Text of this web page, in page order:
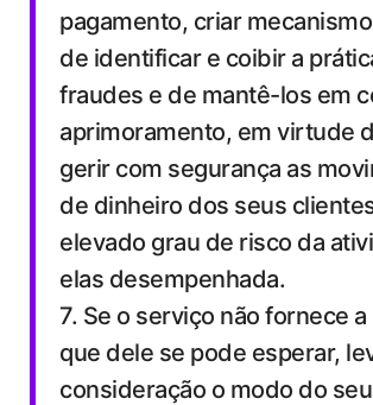
pagamento, criar
de identificar e coibir a
fraudes e de mantê-los em
aprimoramento, em virtude
gerir com segurança as
de dinheiro dos seus
elevado grau de risco da
elas desempenhada.
7. Se o serviço não fornece
que dele se pode esperar,
consideração o modo do seu